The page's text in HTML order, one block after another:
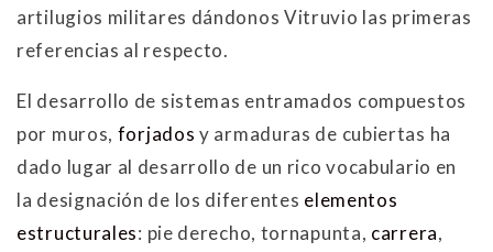
artilugios militares dándonos Vitruvio las primeras
referencias al respecto.
El desarrollo de sistemas entramados compuestos
por muros, forjados y armaduras de cubiertas ha
dado lugar al desarrollo de un rico vocabulario en
la designación de los diferentes elementos
estructurales: pie derecho, tornapunta, carrera,